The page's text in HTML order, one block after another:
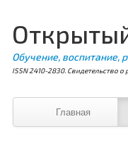
Обучение, воспитание,
ISSN 2410-2830. Свидетельство
Главная